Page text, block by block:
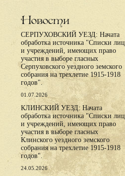
Новости
СЕРПУХОВСКИЙ УЕЗД: Начата
обработка источника "Списки лиц
и учреждений, имеющих право
участия в выборе гласных
Серпуховского уездного земского
собрания на трехлетие 1915-1918
годов".
01.07.2026
КЛИНСКИЙ УЕЗД: Начата
обработка источника "Списки лиц
и учреждений, имеющих право
участия в выборе гласных
Клинского уездного земского
собрания на трехлетие 1915-1918
годов".
24.05.2026